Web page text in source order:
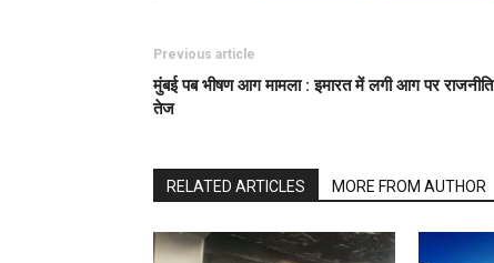
Previous article
मुंबई पब भीषण आग मामला : इमारत में लगी आग पर राजनीति
तेज
RELATED ARTICLES MORE FROM AUTHOR